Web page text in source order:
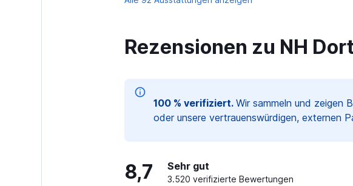
Rezensionen zu NH
100 % verifiziert. Wir sammeln und zeigen
oder unsere vertrauenswürdigen, externen
8,7 Sehr gut
3.520 verifizierte Bewertungen